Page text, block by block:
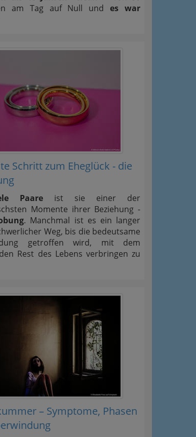
am Tag auf Null undes war
Schritt zum Eheglück - die
Paare ist sie einer der
Momente ihrer Beziehung -
. Manchmal ist es ein langer
Weg, bis die bedeutsame
getroffen wird, mit dem
Rest des Lebens verbringen zu
– Symptome, Phasen